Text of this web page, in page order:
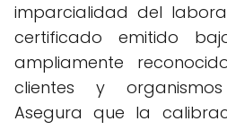
imparcialidad del
certificado emitido
ampliamente
clientes y
Asegura que la